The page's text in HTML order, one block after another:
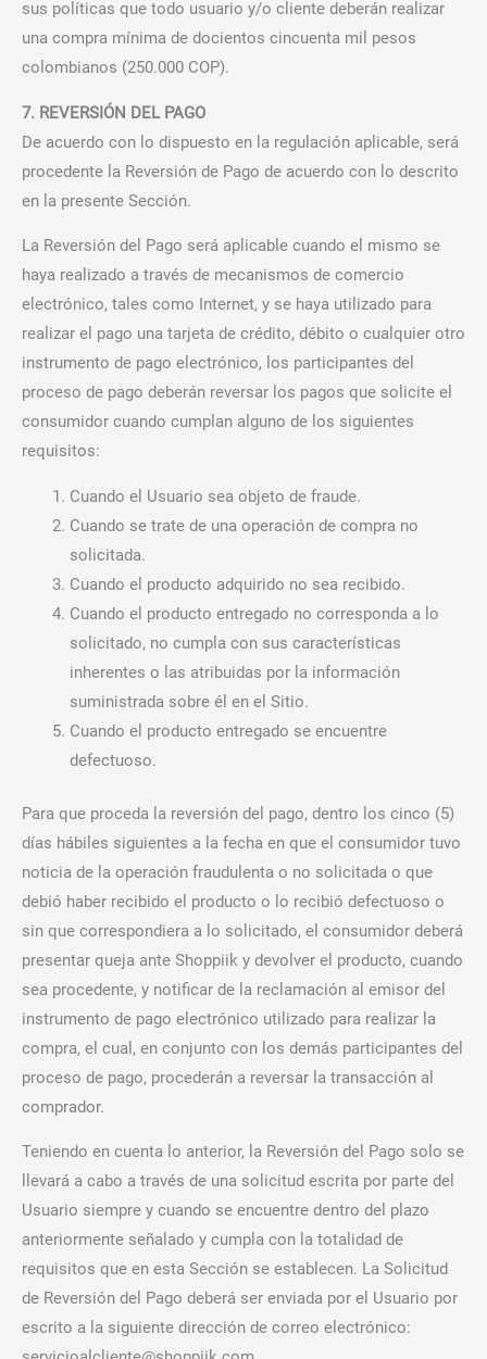
sus políticas que todo usuario y/o cliente deberán realizar
una compra mínima de docientos cincuenta mil pesos
colombianos (250.000 COP).
7. REVERSIÓN DEL PAGO
De acuerdo con lo dispuesto en la regulación aplicable, será
procedente la Reversión de Pago de acuerdo con lo descrito
en la presente Sección.
La Reversión del Pago será aplicable cuando el mismo se
haya realizado a través de mecanismos de comercio
electrónico, tales como Internet, y se haya utilizado para
realizar el pago una tarjeta de crédito, débito o cualquier otro
instrumento de pago electrónico, los participantes del
proceso de pago deberán reversar los pagos que solicite el
consumidor cuando cumplan alguno de los siguientes
requisitos:
Cuando el Usuario sea objeto de fraude.
Cuando se trate de una operación de compra no
solicitada.
Cuando el producto adquirido no sea recibido.
Cuando el producto entregado no corresponda a lo
solicitado, no cumpla con sus características
inherentes o las atribuidas por la información
suministrada sobre él en el Sitio.
Cuando el producto entregado se encuentre
defectuoso.
Para que proceda la reversión del pago, dentro los cinco (5)
días hábiles siguientes a la fecha en que el consumidor tuvo
noticia de la operación fraudulenta o no solicitada o que
debió haber recibido el producto o lo recibió defectuoso o
sin que correspondiera a lo solicitado, el consumidor deberá
presentar queja ante Shoppiik y devolver el producto, cuando
sea procedente, y notificar de la reclamación al emisor del
instrumento de pago electrónico utilizado para realizar la
compra, el cual, en conjunto con los demás participantes del
proceso de pago, procederán a reversar la transacción al
comprador.
Teniendo en cuenta lo anterior, la Reversión del Pago solo se
llevará a cabo a través de una solicitud escrita por parte del
Usuario siempre y cuando se encuentre dentro del plazo
anteriormente señalado y cumpla con la totalidad de
requisitos que en esta Sección se establecen. La Solicitud
de Reversión del Pago deberá ser enviada por el Usuario por
escrito a la siguiente dirección de correo electrónico: